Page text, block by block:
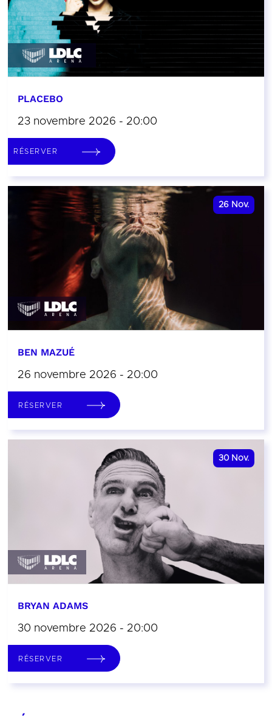
PLACEBO
23 novembre 2026 - 20:00
RÉSERVER
26 Nov.
BEN MAZUÉ
26 novembre 2026 - 20:00
RÉSERVER
30 Nov.
BRYAN ADAMS
30 novembre 2026 - 20:00
RÉSERVER